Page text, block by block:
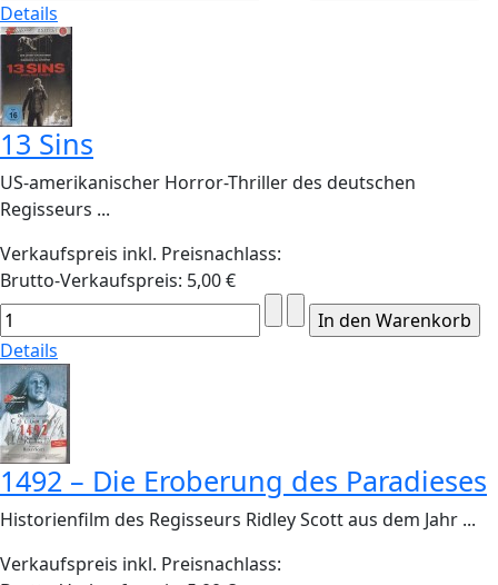
Details
13 Sins
US-amerikanischer Horror-Thriller des deutschen
Regisseurs ...
Verkaufspreis inkl. Preisnachlass:
Brutto-Verkaufspreis: 5,00 €
Details
1492 – Die Eroberung des Paradieses
Historienfilm des Regisseurs Ridley Scott aus dem Jahr ...
Verkaufspreis inkl. Preisnachlass: